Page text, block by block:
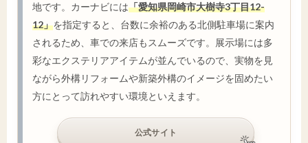
地です。カーナビには「愛知県岡崎市大樹寺3丁目12-
12」を指定すると、台数に余裕のある北側駐車場に案内
されるため、車での来店もスムーズです。展示場には多
彩なエクステリアアイテムが並んでいるので、実物を見
ながら外構リフォームや新築外構のイメージを固めたい
方にとって訪れやすい環境といえます。
公式サイト